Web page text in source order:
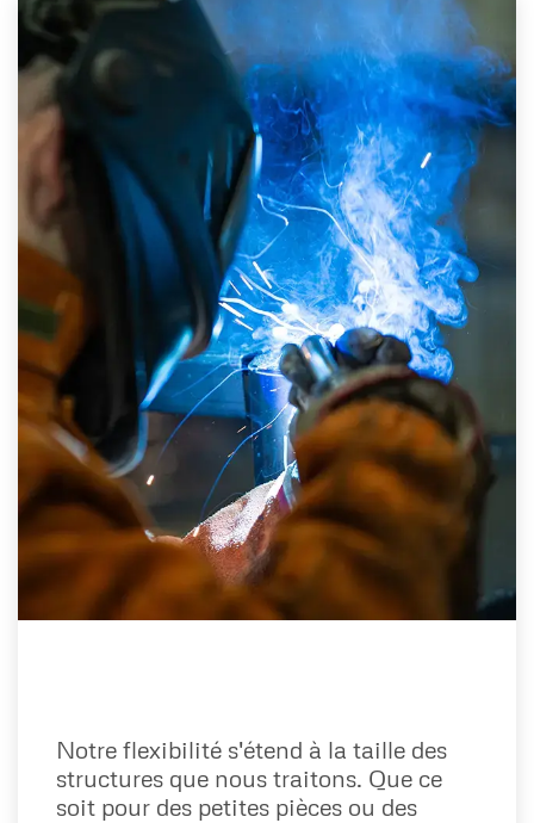
Notre flexibilité s'étend à la taille des
structures que nous traitons. Que ce
soit pour des petites pièces ou des